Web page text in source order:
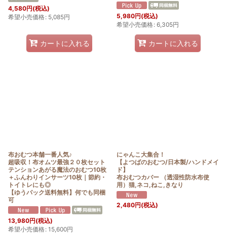
4,580円(税込)
希望小売価格: 5,085円
カートに入れる
5,980円(税込)
希望小売価格: 6,305円
カートに入れる
布おむつ本舗一番人気♪
超吸収！布オムツ最強２０枚セット
テンションあがる魔法のおむつ10枚
＋ふんわりインサーツ10枚｜節約・
トイトレにも◎
【ゆうパック送料無料】何でも同梱
可
13,980円(税込)
希望小売価格: 15,600円
にゃんこ大集合！
【よつばのおむつ/日本製/ハンドメイ
ド】
布おむつカバー （透湿性防水布使
用）猫,ネコ,ねこ,きなり
2,480円(税込)